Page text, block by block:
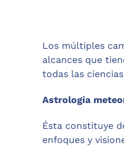
Los múltiples
alcances que
todas las
Astrología
Ésta constituye
enfoques y